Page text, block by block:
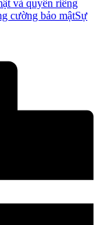
và quyền riêng
cường bảo mậtSự